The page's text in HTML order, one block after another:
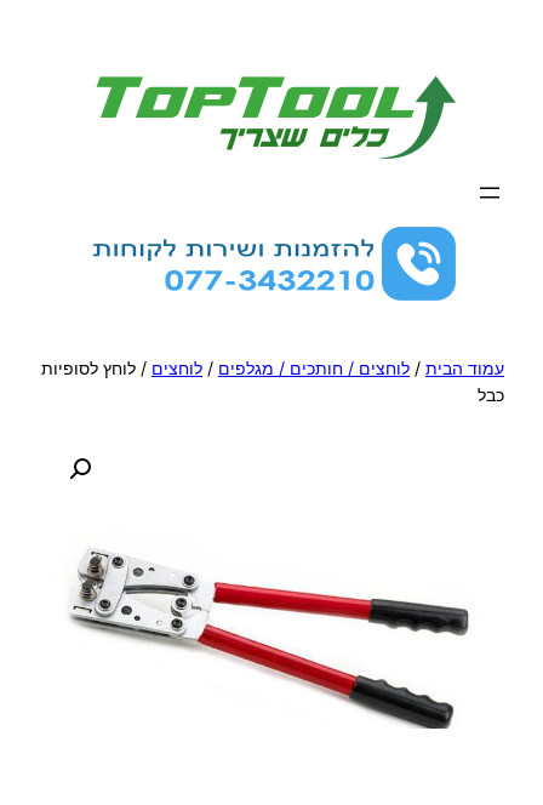
עמוד הבית / לוחצים / חותכים / מגלפים / לוחצים / לוחץ לסופיות
כבל